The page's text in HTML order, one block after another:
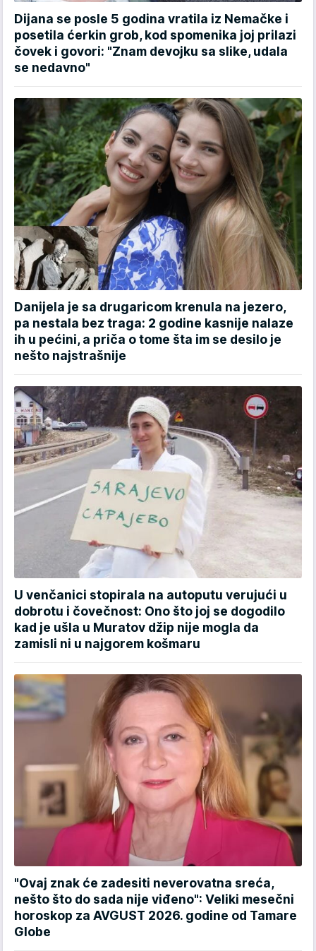
Dijana se posle 5 godina vratila iz Nemačke i
posetila ćerkin grob, kod spomenika joj prilazi
čovek i govori: "Znam devojku sa slike, udala
se nedavno"
Danijela je sa drugaricom krenula na jezero,
pa nestala bez traga: 2 godine kasnije nalaze
ih u pećini, a priča o tome šta im se desilo je
nešto najstrašnije
U venčanici stopirala na autoputu verujući u
dobrotu i čovečnost: Ono što joj se dogodilo
kad je ušla u Muratov džip nije mogla da
zamisli ni u najgorem košmaru
"Ovaj znak će zadesiti neverovatna sreća,
nešto što do sada nije viđeno": Veliki mesečni
horoskop za AVGUST 2026. godine od Tamare
Globe